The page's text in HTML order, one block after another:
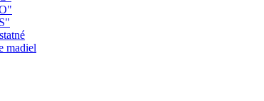
madiel